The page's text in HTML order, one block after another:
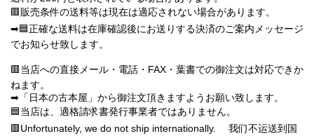
🟥販売条件の送料等は現在は適応されない場合があります。
➡🟦正確な送料は在庫確認後にお送りする決済のご案内メッセージ
でお知らせ致します。
🟥当店への直接メール・電話・FAX・葉書での御注文は対応できか
ねます。
➡「日本の古本屋」から御注文頂きますようお願い致します。
🟦当店は、適格請求書発行事業者ではありません。
🟥Unfortunately, we do not ship internationally. 我们不运送到国